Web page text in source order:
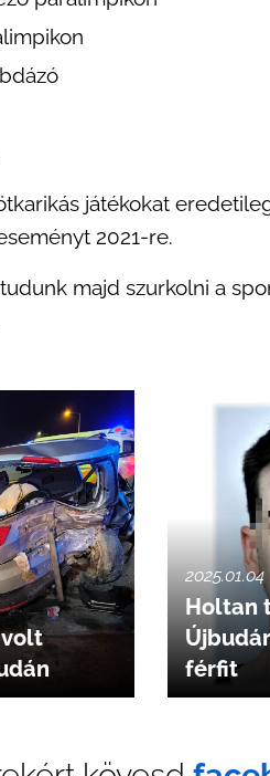
játékokat
2021-re.
majd szurkolni a
2025.01.04
Holtan
férfit